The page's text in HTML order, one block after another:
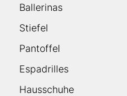
Ballerinas
Stiefel
Pantoffel
Espadrilles
Hausschuhe